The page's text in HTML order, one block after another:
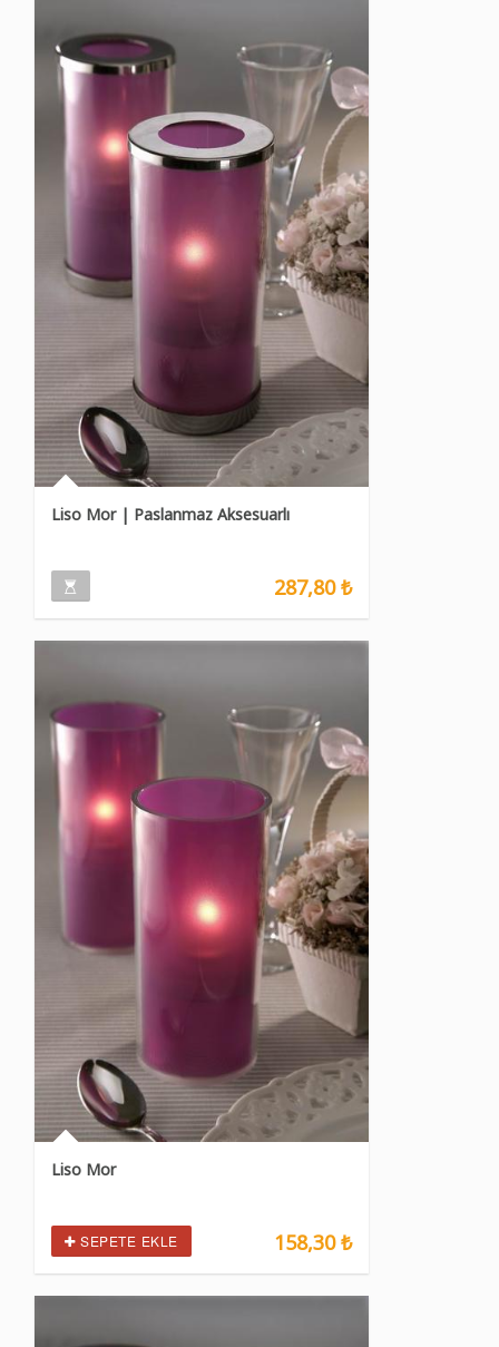
Liso Mor | Paslanmaz Aksesuarlı
287,80 ₺
Liso Mor
SEPETE EKLE 158,30 ₺